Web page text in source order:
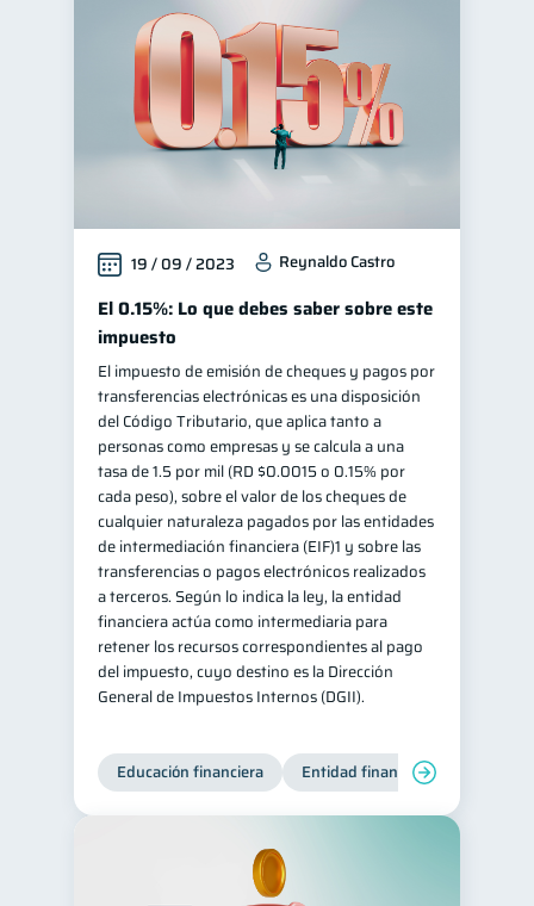
19 / 09 / 2023 Reynaldo Castro
El 0.15%: Lo que debes saber sobre este
impuesto
El impuesto de emisión de cheques y pagos por
transferencias electrónicas es una disposición
del Código Tributario, que aplica tanto a
personas como empresas y se calcula a una
tasa de 1.5 por mil (RD $0.0015 o 0.15% por
cada peso), sobre el valor de los cheques de
cualquier naturaleza pagados por las entidades
de intermediación financiera (EIF)1 y sobre las
transferencias o pagos electrónicos realizados
a terceros. Según lo indica la ley, la entidad
financiera actúa como intermediaria para
retener los recursos correspondientes al pago
del impuesto, cuyo destino es la Dirección
General de Impuestos Internos (DGII).
Educación financiera Entidad financiera